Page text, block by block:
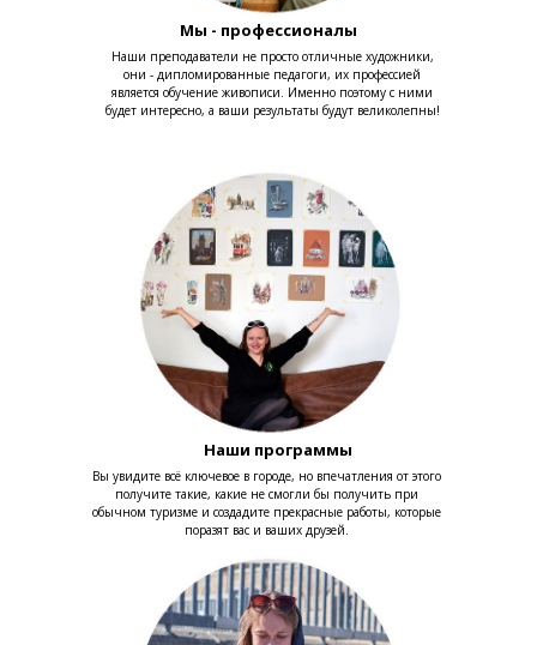
Наши преподаватели не просто отличные художники,
они - дипломированные педагоги, их профессией
является обучение живописи. Именно поэтому с ними
будет интересно, а ваши результаты будут великолепны!
Мы - профессионалы
Вы увидите всё ключевое в городе, но впечатления от этого
получите такие, какие не смогли бы получить при
обычном туризме и создадите прекрасные работы, которые
поразят вас и ваших друзей.
Наши программы